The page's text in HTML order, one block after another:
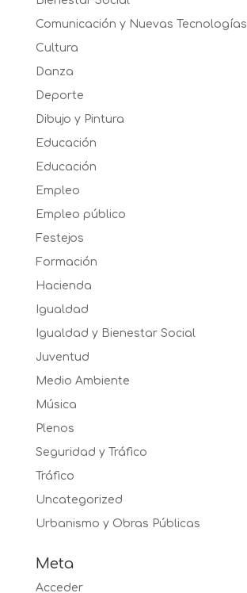
Comunicación y Nuevas Tecnologías
Cultura
Danza
Deporte
Dibujo y Pintura
Educación
Educación
Empleo
Empleo público
Festejos
Formación
Hacienda
Igualdad
Igualdad y Bienestar Social
Juventud
Medio Ambiente
Música
Plenos
Seguridad y Tráfico
Tráfico
Uncategorized
Urbanismo y Obras Públicas
Meta
Acceder